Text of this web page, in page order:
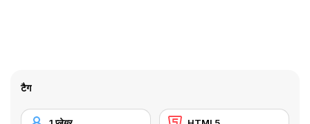
टैग